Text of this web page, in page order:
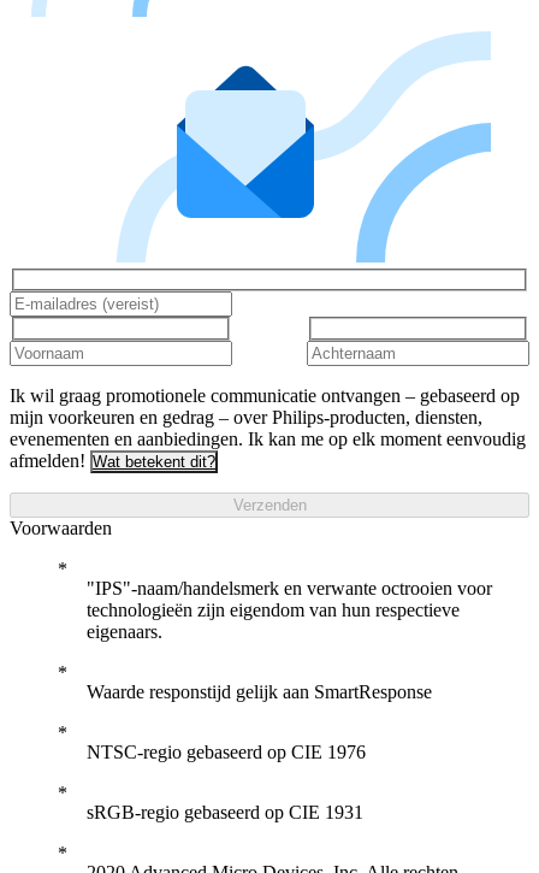
Ik wil graag promotionele communicatie ontvangen – gebaseerd op
mijn voorkeuren en gedrag – over Philips-producten, diensten,
evenementen en aanbiedingen. Ik kan me op elk moment eenvoudig
afmelden! Wat betekent dit?
Verzenden
Voorwaarden
"IPS"-naam/handelsmerk en verwante octrooien voor
technologieën zijn eigendom van hun respectieve
eigenaars.
Waarde responstijd gelijk aan SmartResponse
NTSC-regio gebaseerd op CIE 1976
sRGB-regio gebaseerd op CIE 1931